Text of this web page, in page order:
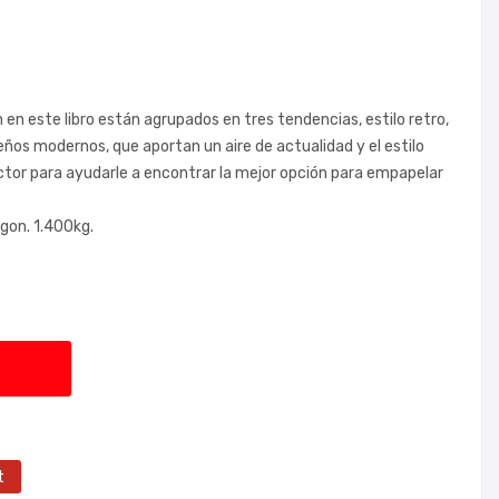
este libro están agrupados en tres tendencias, estilo retro,
modernos, que aportan un aire de actualidad y el estilo
para ayudarle a encontrar la mejor opción para empapelar
1.400kg.